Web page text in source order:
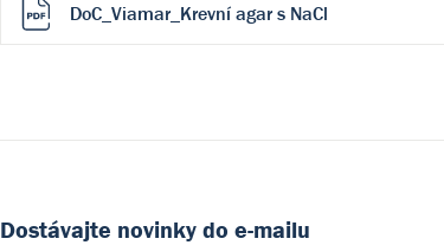
DoC_Viamar_Krevní agar s NaCl
Dostávajte novinky do e-mailu